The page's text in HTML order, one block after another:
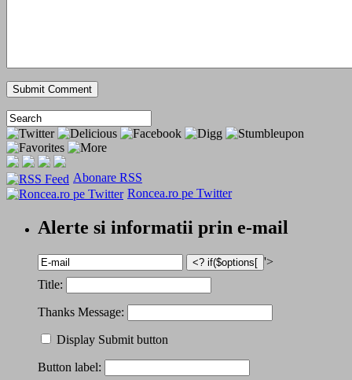
Abonare RSS
Roncea.ro pe Twitter
Alerte si informatii prin e-mail
'>
Title:
Thanks Message:
Display Submit button
Button label: